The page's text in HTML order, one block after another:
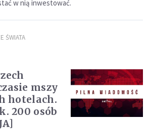
w nią inwestować.
ŚWIATA
mszy
hotelach.
200 osób